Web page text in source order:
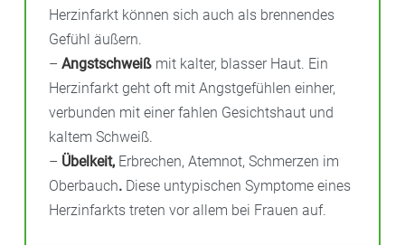
Herzinfarkt können sich auch als brennendes
Gefühl äußern.
– Angstschweiß mit kalter, blasser Haut. Ein
Herzinfarkt geht oft mit Angstgefühlen einher,
verbunden mit einer fahlen Gesichtshaut und
kaltem Schweiß.
– Übelkeit, Erbrechen, Atemnot, Schmerzen im
Oberbauch. Diese untypischen Symptome eines
Herzinfarkts treten vor allem bei Frauen auf.